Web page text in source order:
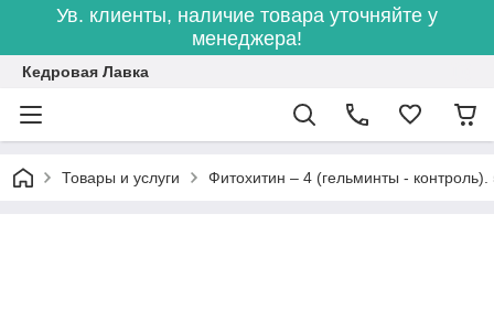
Ув. клиенты, наличие товара уточняйте у
менеджера!
Кедровая Лавка
Товары и услуги Фитохитин – 4 (гельминты - контроль).